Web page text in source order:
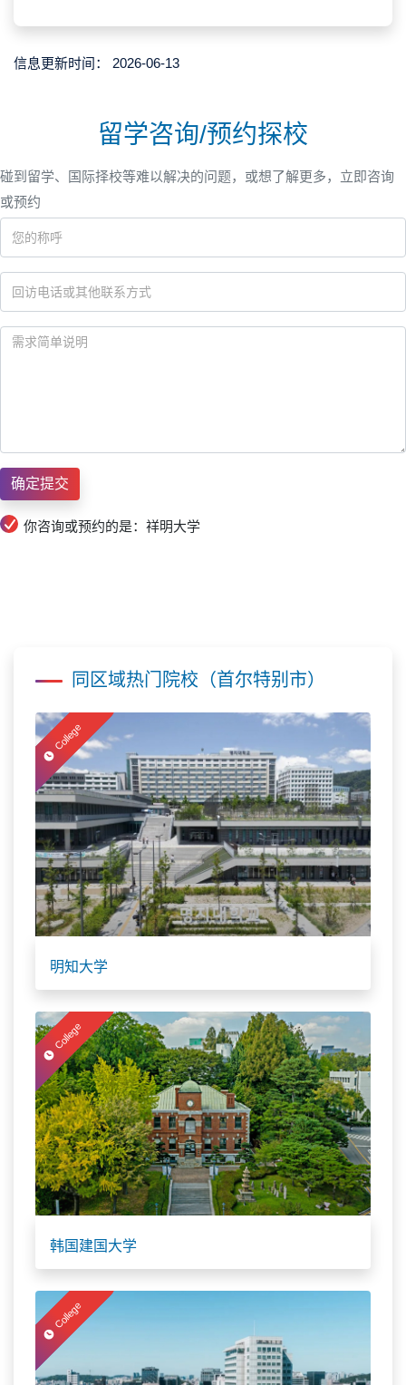
信息更新时间： 2026-06-13
留学咨询/预约探校
碰到留学、国际择校等难以解决的问题，或想了解更多，立即咨询
或预约
你咨询或预约的是：祥明大学
同区域热门院校（首尔特别市）
College
明知大学
College
韩国建国大学
College